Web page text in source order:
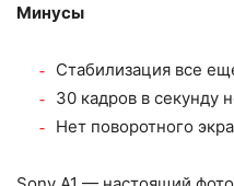
Минусы
Стабилизация все
30 кадров в секунду
Нет поворотного